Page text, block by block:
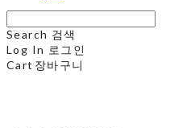
Search 검색
Log In 로그인
Cart 장바구니